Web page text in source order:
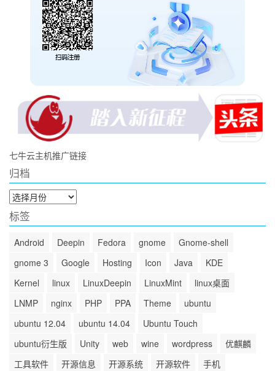
七牛云主机推广链接
归档
归
档
标签
Android Deepin Fedora gnome
Gnome-shell
gnome 3
Google Hosting Icon Java
KDE
Kernel
linux LinuxDeepin LinuxMint
linux桌面
LNMP
nginx PHP PPA Theme
ubuntu
ubuntu 12.04
ubuntu 14.04
Ubuntu Touch
ubuntu衍生版
Unity web wine wordpress
优麒麟
工具软件
开源信息 开源系统 开源软件
手机